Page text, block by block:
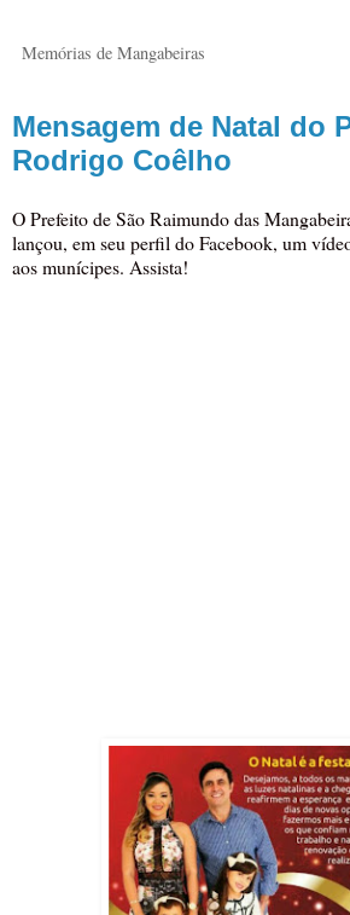
Memórias de Mangabeiras
Mensagem de Natal do
Rodrigo Coêlho
O Prefeito de São Raimundo das
lançou, em seu perfil do Facebook, um
aos munícipes. Assista!